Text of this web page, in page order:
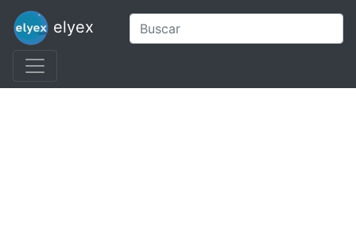
elyex